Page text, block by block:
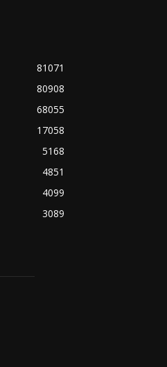
81071
80908
68055
17058
5168
4851
4099
3089